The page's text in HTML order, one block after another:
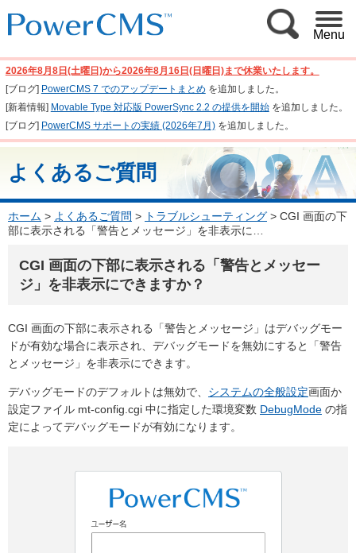
Menu
2026年8月8日(土曜日)から2026年8月16日(日曜日)まで休業いたします。
[ブログ] PowerCMS 7 でのアップデートまとめ を追加しました。
[新着情報] Movable Type 対応版 PowerSync 2.2 の提供を開始を追加しました。
[ブログ] PowerCMS サポートの実績 (2026年7月)を追加しました。
よくあるご質問
ホーム > よくあるご質問 > トラブルシューティング > CGI 画面の下
部に表示される「警告とメッセージ」を非表示に…
CGI 画面の下部に表示される「警告とメッセー
ジ」を非表示にできますか？
CGI 画面の下部に表示される「警告とメッセージ」はデバッグモー
ドが有効な場合に表示され、デバッグモードを無効にすると「警告
とメッセージ」を非表示にできます。
デバッグモードのデフォルトは無効で、 システムの全般設定画面か
設定ファイル mt-config.cgi 中に指定した環境変数 DebugMode の指
定によってデバッグモードが有効になります。